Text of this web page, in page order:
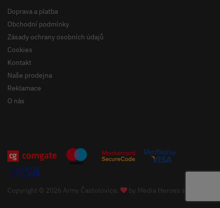
Doprava a platba
Obchodní podmínky
Zásady ochrany osobních údajů
Cookies
Kontakt
Naše prodejna
Reklamace
O nás
Copyright © 2026 Army Častolovice. by Media Heroes s.r.o.